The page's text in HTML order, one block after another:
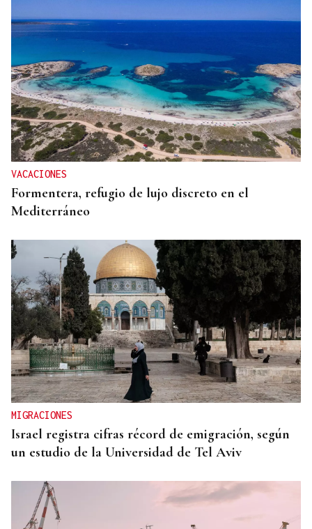
INFRAESTRUCTURAS
Xinzo estrena nueva travesía con carril bici y
zonas verdes
VACACIONES
Formentera, refugio de lujo discreto en el
Mediterráneo
MIGRACIONES
Israel registra cifras récord de emigración, según
un estudio de la Universidad de Tel Aviv